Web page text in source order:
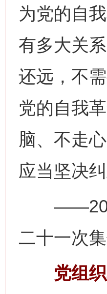
为党的自
有多大关
还远，不
党的自我
脑、不走
应当坚决纠
——2025
二十一次
党组织